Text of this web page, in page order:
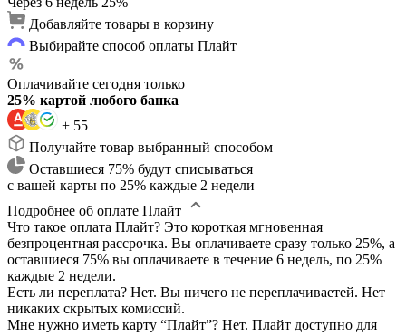
Добавляйте товары в корзину
Выбирайте способ оплаты Плайт
Оплачивайте сегодня только
25% картой любого банка
+ 55
Получайте товар выбранный способом
Оставшиеся 75% будут списываться
с вашей карты по 25% каждые 2 недели
Подробнее об оплате Плайт
Что такое оплата Плайт? Это короткая мгновенная
безпроцентная рассрочка. Вы оплачиваете сразу только 25%, а
оставшиеся 75% вы оплачиваете в течение 6 недель, по 25%
каждые 2 недели.
Есть ли переплата? Нет. Вы ничего не переплачиваетей. Нет
никаких скрытых комиссий.
Мне нужно иметь карту “Плайт”? Нет. Плайт доступно для